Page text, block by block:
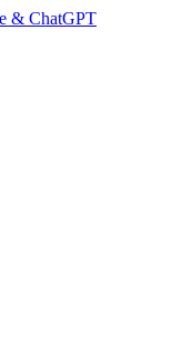
& ChatGPT